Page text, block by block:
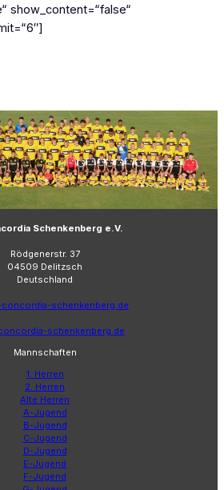
show_content=“false“
Schenkenberg e.V.
Rödgenerstr. 37
04509 Delitzsch
Deutschland
schenkenberg.de
schenkenberg.de
Mannschaften
1. Herren
2. Herren
Alte Herren
A-Jugend
B-Jugend
C-Jugend
D-Jugend
E-Jugend
F-Jugend